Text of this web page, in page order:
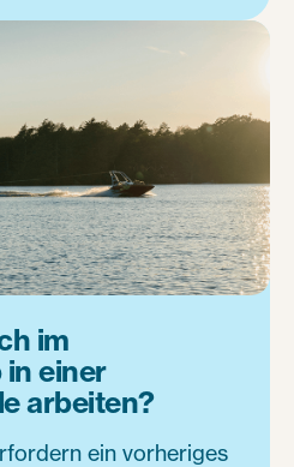
im
einer
arbeiten?
ein vorheriges